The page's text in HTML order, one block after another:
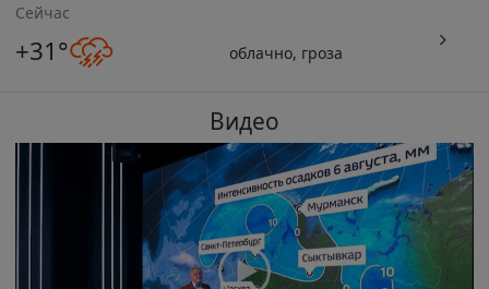
Сейчас
+31° облачно, гроза
Видео